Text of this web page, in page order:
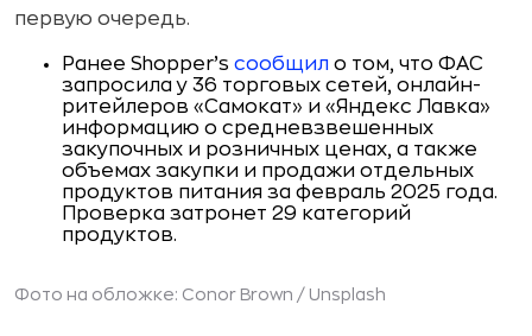
первую очередь.
Ранее Shopper’s сообщил о том, что ФАС
запросила у 36 торговых сетей, онлайн-
ритейлеров «Самокат» и «Яндекс Лавка»
информацию о средневзвешенных
закупочных и розничных ценах, а также
объемах закупки и продажи отдельных
продуктов питания за февраль 2025 года.
Проверка затронет 29 категорий
продуктов.
Фото на обложке: Conor Brown / Unsplash